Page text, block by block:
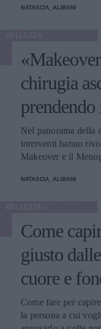
NATASCIA_ALIBANI
chirugia
Nel panorama della
interventi hanno
Makeover e il
donne a recuperare
rilassamento
è scelto dalle
a questi si aggiunge
emergente che
l'invecchiamento,
cosiddetto Ozempic
successo che il
con diabete di tipo
NATASCIA_ALIBANI
Come
giusto
cuore e
Come fare per
la persona a cui